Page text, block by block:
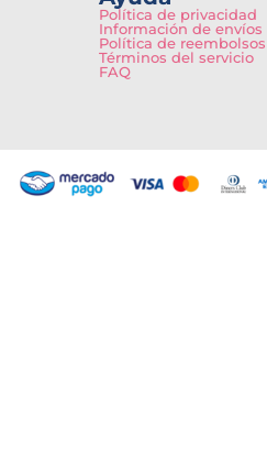
Política de privacidad
Información de envíos
Política de reembolsos
Términos del servicio
FAQ